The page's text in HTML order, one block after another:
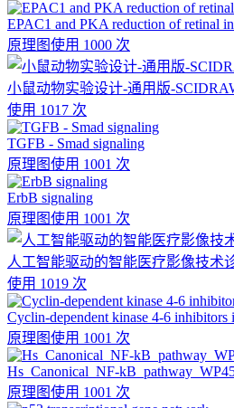
EPAC1 and PKA reduction of retinal
原理图使用 1000 次
小鼠动物实验设计-通用版-
使用 1017 次
TGFB - Smad signaling
原理图使用 1001 次
ErbB signaling
原理图使用 1001 次
人工智能驱动的智能医疗影像技术
使用 1019 次
Cyclin-dependent kinase 4-6 inhibitors
原理图使用 1001 次
Hs_Canonical_NF-
原理图使用 1001 次